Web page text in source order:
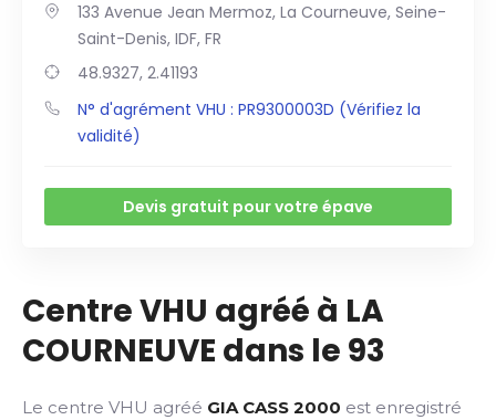
133 Avenue Jean Mermoz, La Courneuve, Seine-
Saint-Denis, IDF, FR
48.9327, 2.41193
N° d'agrément VHU : PR9300003D (Vérifiez la
validité)
Devis gratuit pour votre épave
Centre VHU agréé à LA
COURNEUVE dans le 93
Le centre VHU agréé GIA CASS 2000 est enregistré